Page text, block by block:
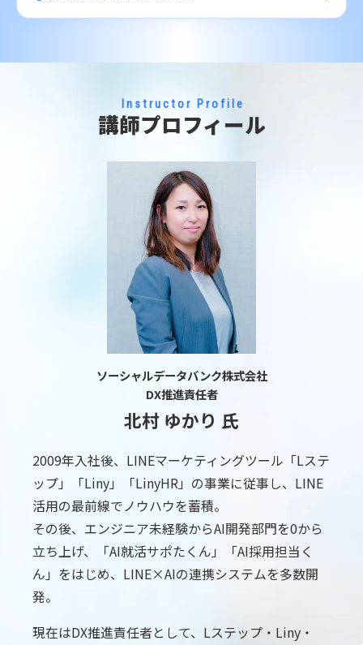
Instructor Profile
講師プロフィール
ソーシャルデータバンク株式会社
DX推進責任者
北村 ゆかり 氏
2009年入社後、LINEマーケティングツール「Lステ
ップ」「Liny」「LinyHR」の事業に従事し、LINE
活用の最前線でノウハウを蓄積。
その後、エンジニア未経験からAI開発部門を0から
立ち上げ、「AI就活サポたくん」「AI採用担当く
ん」をはじめ、LINE×AIの連携システムを多数開
発。
現在はDX推進責任者として、Lステップ・Liny・